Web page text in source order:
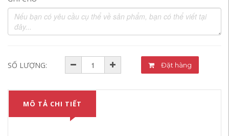
SỐ LƯỢNG: Đặt hàng
MÔ TẢ CHI TIẾT